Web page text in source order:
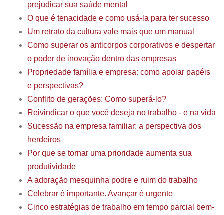
prejudicar sua saúde mental
O que é tenacidade e como usá-la para ter sucesso
Um retrato da cultura vale mais que um manual
Como superar os anticorpos corporativos e despertar
o poder de inovação dentro das empresas
Propriedade família e empresa: como apoiar papéis
e perspectivas?
Conflito de gerações: Como superá-lo?
Reivindicar o que você deseja no trabalho - e na vida
Sucessão na empresa familiar: a perspectiva dos
herdeiros
Por que se tornar uma prioridade aumenta sua
produtividade
A adoração mesquinha podre e ruim do trabalho
Celebrar é importante. Avançar é urgente
Cinco estratégias de trabalho em tempo parcial bem-